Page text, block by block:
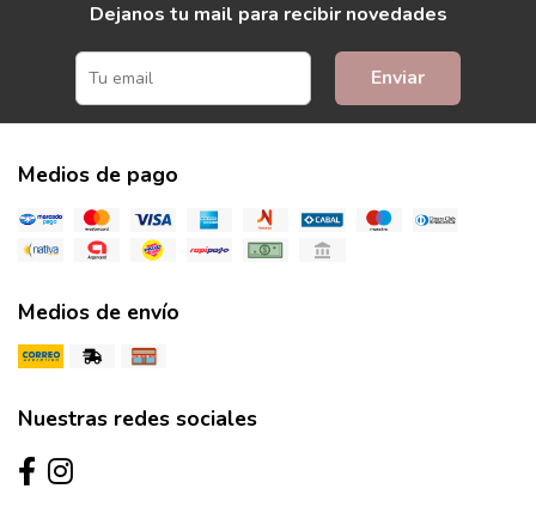
Dejanos tu mail para recibir novedades
Enviar
Medios de pago
Medios de envío
Nuestras redes sociales